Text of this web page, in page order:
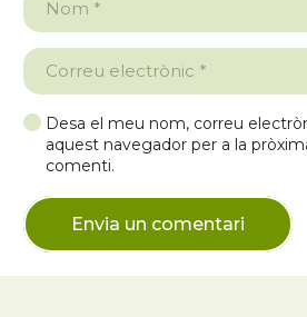
Desa el meu nom, correu
aquest navegador per a la
comenti.
Envia un comentari